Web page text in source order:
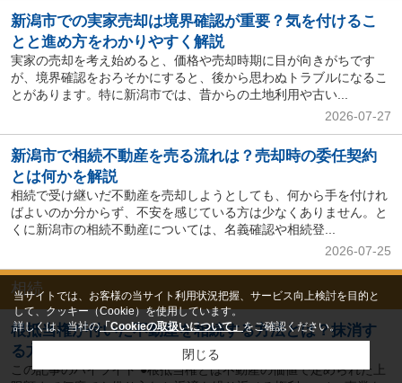
新潟市での実家売却は境界確認が重要？気を付けるこ
とと進め方をわかりやすく解説
実家の売却を考え始めると、価格や売却時期に目が向きがちです
が、境界確認をおろそかにすると、後から思わぬトラブルになるこ
とがあります。特に新潟市では、昔からの土地利用や古い...
2026-07-27
新潟市で相続不動産を売る流れは？売却時の委任契約
とは何かを解説
相続で受け継いだ不動産を売却しようとしても、何から手を付けれ
ばよいのか分からず、不安を感じている方は少なくありません。と
くに新潟市の相続不動産については、名義確認や相続登...
2026-07-25
相続
根抵当権が付いた不動産を相続する方法とは？抹消す
る方法も解説
この記事のハイライト ●根抵当権とは不動産の価値で定められた上
当サイトでは、お客様の当サイト利用状況把握、サービス向上検討を目的と
して、クッキー（Cookie）を使用しています。
詳しくは、当社の「Cookieの取扱いについて」 をご確認ください。
閉じる